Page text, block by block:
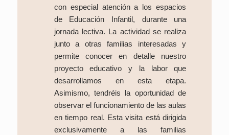
con especial atención a los espacios
de Educación Infantil, durante una
jornada lectiva. La actividad se realiza
junto a otras familias interesadas y
permite conocer en detalle nuestro
proyecto educativo y la labor que
desarrollamos en esta etapa.
Asimismo, tendréis la oportunidad de
observar el funcionamiento de las aulas
en tiempo real. Esta visita está dirigida
exclusivamente a las familias